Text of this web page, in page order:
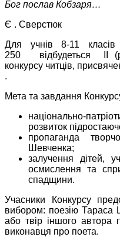
Бог послав Кобзаря…
Є . Сверстюк
Для учнів 8-11
250
відбудеться ІІ
конкурсу читців,
.
Мета та завдання
національно-
розвиток
пропаганда
Шевченка;
залучення дітей,
осмислення та
спадщини.
Учасники Конкурсу
вибором: поезію Тараса
або твір іншого автора
виконавця про поета.